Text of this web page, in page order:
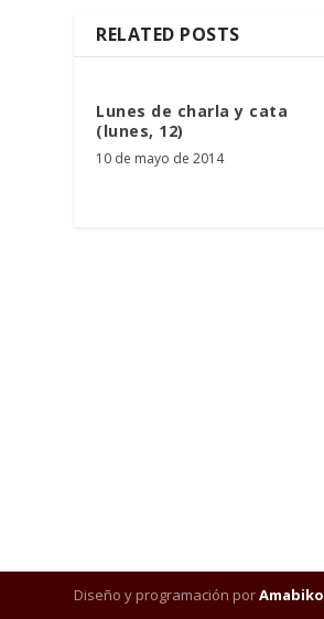
RELATED POSTS
Lunes de charla y cata
(lunes, 12)
10 de mayo de 2014
Diseño y programación porAmabiko